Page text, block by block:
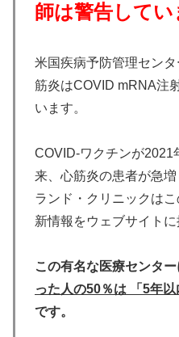
師は警告してい
米国疾病予防管理セン
筋炎はCOVID mRNA注
います。
COVID-ワクチンが2021
来、心筋炎の患者が急
ランド・クリニックは
新情報をウェブサイトに
この有名な医療センタ
った人の50％は 「5年
です。